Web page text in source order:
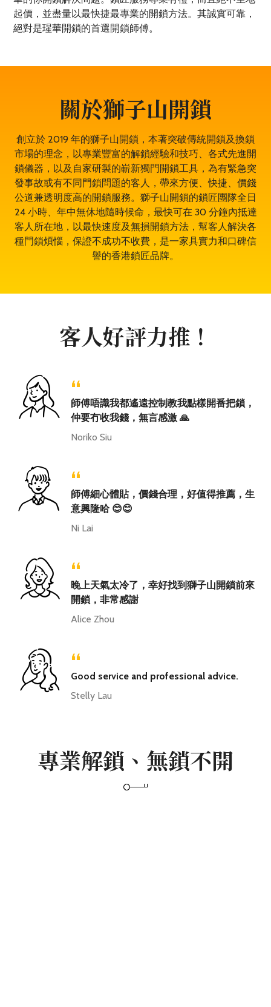
起價，並盡量以最快捷最專業的開鎖方法。其誠實可靠，
絕對是瑆華開鎖的首選開鎖師傅。
關於獅子山開鎖
創立於 2019 年的獅子山開鎖，本著突破傳統開鎖及換鎖
市場的理念，以專業豐富的解鎖經驗和技巧、各式先進開
鎖儀器，以及自家研製的嶄新獨門開鎖工具，為有緊急突
發事故或有不同門鎖問題的客人，帶來方便、快捷、價錢
公道兼透明度高的開鎖服務。獅子山開鎖的鎖匠團隊全日
24 小時、年中無休地隨時候命，最快可在 30 分鐘內抵達
客人所在地，以最快速度及無損開鎖方法，幫客人解決各
種門鎖煩惱，保證不成功不收費，是一家具實力和口碑信
譽的香港鎖匠品牌。
客人好評力推！
“
師傅唔識我都遙遠控制教我點樣開番把鎖，
仲要冇收我錢，無言感激 🙏
Noriko Siu
“
師傅細心體貼，價錢合理，好值得推薦，生
意興隆哈 😊😊
Ni Lai
“
晚上天氣太冷了，幸好找到獅子山開鎖前來
開鎖，非常感謝
Alice Zhou
“
Good service and professional advice.
Stelly Lau
專業解鎖、無鎖不開